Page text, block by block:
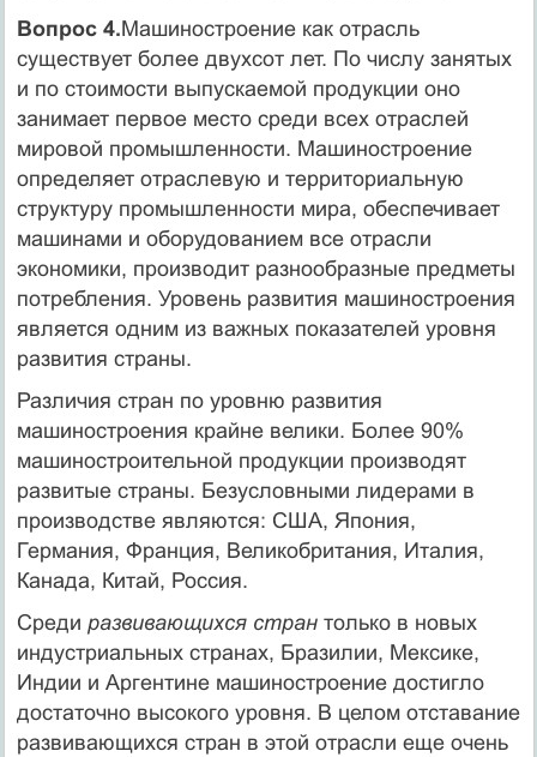
Вопрос 4.Машиностроение как отрасль
существует более двухсот лет. По числу занятых
и по стоимости выпускаемой продукции оно
занимает первое место среди всех отраслей
мировой промышленности. Машиностроение
определяет отраслевую и территориальную
структуру промышленности мира, обеспечивает
машинами и оборудованием все отрасли
экономики, производит разнообразные предметы
потребления. Уровень развития машиностроения
является одним из важных показателей уровня
развития страны.
Различия стран по уровню развития
машиностроения крайне велики. Более 90%
машиностроительной продукции производят
развитые страны. Безусловными лидерами в
производстве являются: США, Япония,
Германия, Франция, Великобритания, Италия,
Канада, Китай, Россия.
Среди развивающихся странтолько в новых
индустриальных странах, Бразилии, Мексике,
Индии и Аргентине машиностроение достигло
достаточно высокого уровня. В целом отставание
развивающихся стран в этой отрасли еще очень